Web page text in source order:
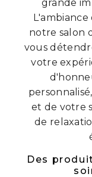
grande
notre salon
vous
votre
et de votre
de
Des